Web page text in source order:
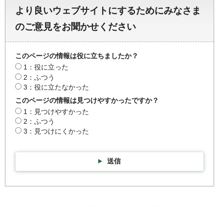
より良いウェブサイトにするためにみなさま
のご意見をお聞かせください
このページの情報は役に立ちましたか？
1：役に立った
2：ふつう
3：役に立たなかった
このページの情報は見つけやすかったですか？
1：見つけやすかった
2：ふつう
3：見つけにくかった
送信